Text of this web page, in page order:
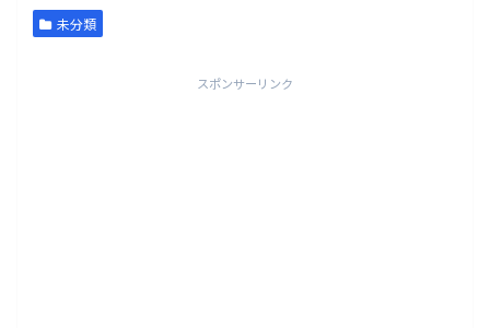
未分類
スポンサーリンク